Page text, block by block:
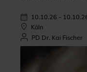
10.10.26 -
Köln
PD Dr. Kai Fischer